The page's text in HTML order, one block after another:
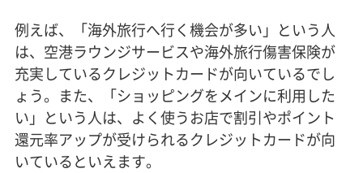
例えば、「海外旅行へ行く機会が多い」という人
は、空港ラウンジサービスや海外旅行傷害保険が
充実しているクレジットカードが向いているでし
ょう。また、「ショッピングをメインに利用した
い」という人は、よく使うお店で割引やポイント
還元率アップが受けられるクレジットカードが向
いているといえます。